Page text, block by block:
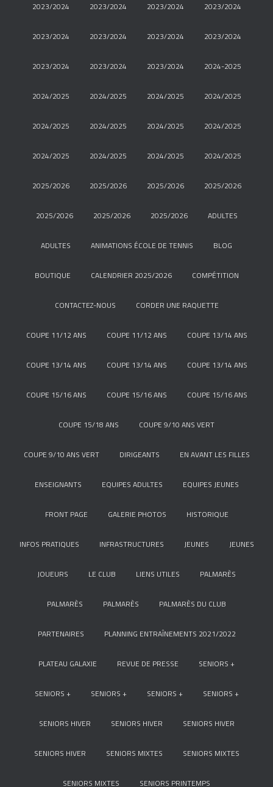
2023/2024 2023/2024 2023/2024 2023/2024
2023/2024 2023/2024 2023/2024 2023/2024
2023/2024 2023/2024 2023/2024 2024-2025
2024/2025 2024/2025 2024/2025 2024/2025
2024/2025 2024/2025 2024/2025 2024/2025
2024/2025 2024/2025 2024/2025 2024/2025
2025/2026 2025/2026 2025/2026 2025/2026
2025/2026 2025/2026 2025/2026 ADULTES
ADULTES ANIMATIONS ÉCOLE DE TENNIS BLOG
BOUTIQUE CALENDRIER 2025/2026 COMPÉTITION
CONTACTEZ-NOUS CORDER UNE RAQUETTE
COUPE 11/12 ANS COUPE 11/12 ANS COUPE 13/14 ANS
COUPE 13/14 ANS COUPE 13/14 ANS COUPE 13/14 ANS
COUPE 15/16 ANS COUPE 15/16 ANS COUPE 15/16 ANS
COUPE 15/18 ANS COUPE 9/10 ANS VERT
COUPE 9/10 ANS VERT DIRIGEANTS EN AVANT LES FILLES
ENSEIGNANTS EQUIPES ADULTES EQUIPES JEUNES
FRONT PAGE GALERIE PHOTOS HISTORIQUE
INFOS PRATIQUES INFRASTRUCTURES JEUNES JEUNES
JOUEURS LE CLUB LIENS UTILES PALMARÈS
PALMARÈS PALMARÈS PALMARÈS DU CLUB
PARTENAIRES PLANNING ENTRAÎNEMENTS 2021/2022
PLATEAU GALAXIE REVUE DE PRESSE SENIORS +
SENIORS + SENIORS + SENIORS + SENIORS +
SENIORS HIVER SENIORS HIVER SENIORS HIVER
SENIORS HIVER SENIORS MIXTES SENIORS MIXTES
SENIORS MIXTES SENIORS PRINTEMPS